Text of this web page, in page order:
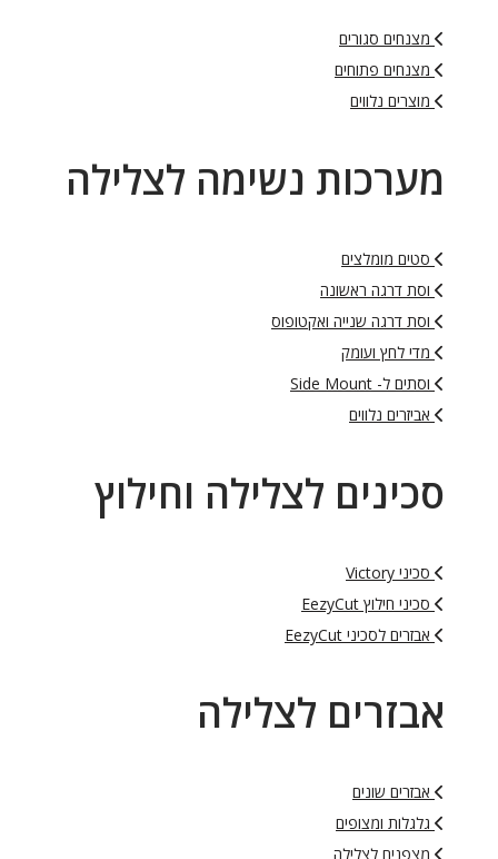
מצנחים סגורים
מצנחים פתוחים
מוצרים נלווים
מערכות נשימה לצלילה
סטים מומלצים
וסת דרגה ראשונה
וסת דרגה שנייה ואקטופוס
מדי לחץ ועומק
וסתים ל- Side Mount
אביזרים נלווים
סכינים לצלילה וחילוץ
סכיני Victory
סכיני חילוץ EezyCut
אבזרים לסכיני EezyCut
אבזרים לצלילה
אבזרים שונים
גלגלות ומצופים
מצפנים לצלילה